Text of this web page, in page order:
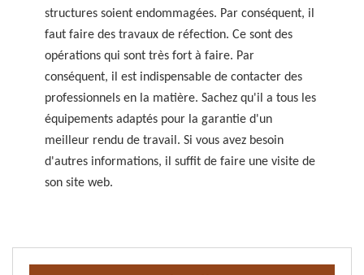
structures soient endommagées. Par conséquent, il
faut faire des travaux de réfection. Ce sont des
opérations qui sont très fort à faire. Par
conséquent, il est indispensable de contacter des
professionnels en la matière. Sachez qu'il a tous les
équipements adaptés pour la garantie d'un
meilleur rendu de travail. Si vous avez besoin
d'autres informations, il suffit de faire une visite de
son site web.